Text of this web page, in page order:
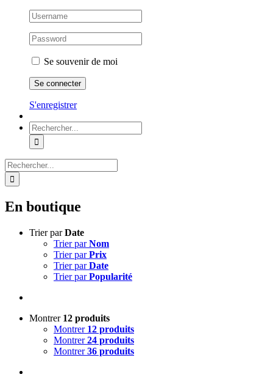
Se souvenir de moi
S'enregistrer
Rechercher:
Rechercher:
En boutique
Trier parDate
Trier parNom
Trier parPrix
Trier parDate
Trier parPopularité
Montrer 12 produits
Montrer 12 produits
Montrer24 produits
Montrer36 produits